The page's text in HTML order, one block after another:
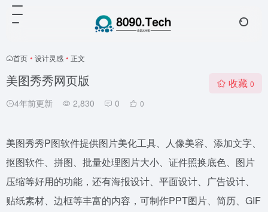
首页 • 设计灵感 • 正文
美图秀秀网页版
4年前更新 2,830 0 0
收藏 0
美图秀秀P图软件提供图片美化工具、人像美容、添加文字、
抠图软件、拼图、批量处理图片大小、证件照换底色、图片
压缩等好用的功能，还有海报设计、平面设计、广告设计、
贴纸素材、边框等丰富的内容，可制作PPT图片、简历、GIF